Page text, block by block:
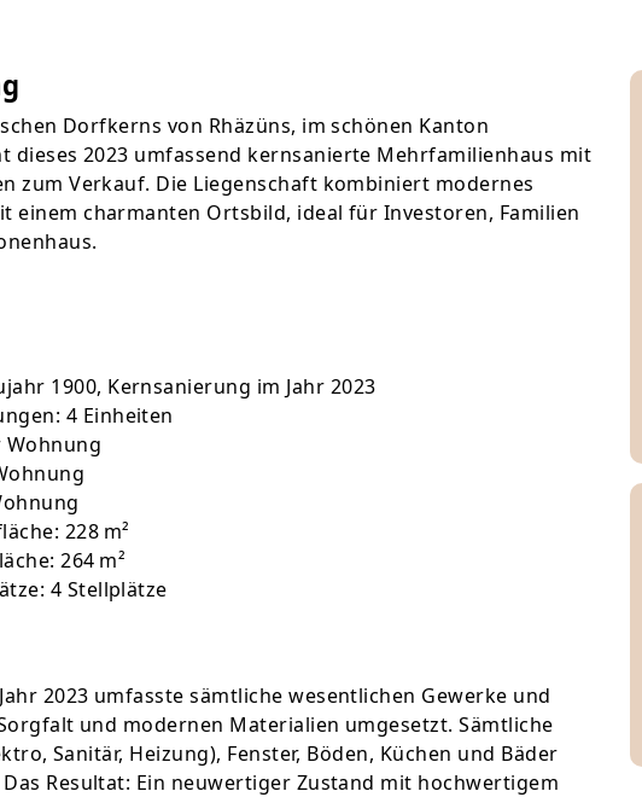
Dorfkerns von Rhäzüns, im schönen Kanton
dieses 2023 umfassend kernsanierte Mehrfamilienhaus mit
zum Verkauf. Die Liegenschaft kombiniert modernes
einem charmanten Ortsbild, ideal für Investoren, Familien
1900, Kernsanierung im Jahr 2023
4 Einheiten
Wohnung
228 m²
264 m²
4 Stellplätze
2023 umfasste sämtliche wesentlichen Gewerke und
und modernen Materialien umgesetzt. Sämtliche
Sanitär, Heizung), Fenster, Böden, Küchen und Bäder
Resultat: Ein neuwertiger Zustand mit hochwertigem